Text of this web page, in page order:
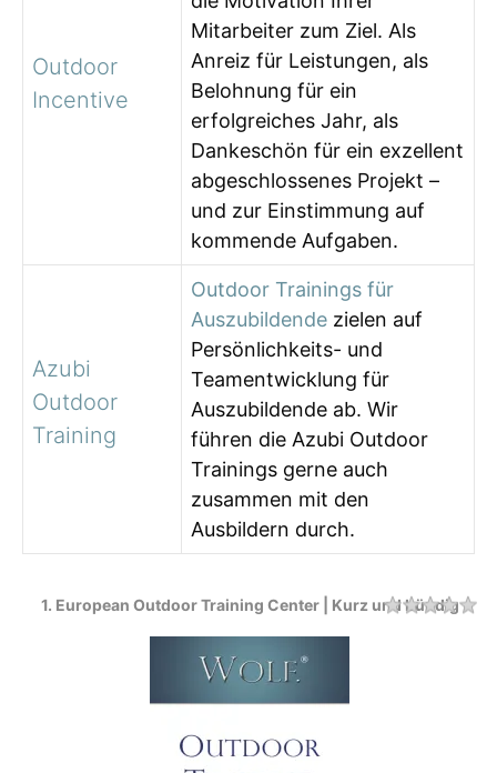
Outdoor
Incentive
Mitarbeiter zum Ziel. Als
Anreiz für Leistungen, als
Belohnung für ein
erfolgreiches Jahr, als
Dankeschön für ein exzellent
abgeschlossenes Projekt –
und zur Einstimmung auf
kommende Aufgaben.
Azubi
Outdoor
Training
Outdoor Trainings für
Auszubildende zielen auf
Persönlichkeits- und
Teamentwicklung für
Auszubildende ab. Wir
führen die Azubi Outdoor
Trainings gerne auch
zusammen mit den
Ausbildern durch.
1. European Outdoor Training Center | Kurz und bündig
Rating